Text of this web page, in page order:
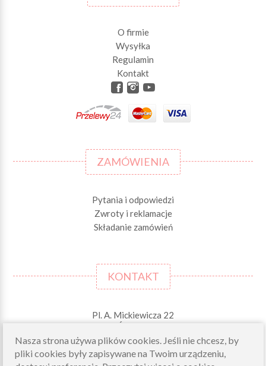
O firmie
Wysyłka
Regulamin
Kontakt
ZAMÓWIENIA
Pytania i odpowiedzi
Zwroty i reklamacje
Składanie zamówień
KONTAKT
Pl. A. Mickiewicza 22
42-244 MSTÓW \k. Częstochowy
Odbiory osobiste (zamówienia opłacone on-line)
pn-pt 10.00-16.00
Nasza strona używa plików cookies. Jeśli nie chcesz, by
pliki cookies były zapisywane na Twoim urządzeniu,